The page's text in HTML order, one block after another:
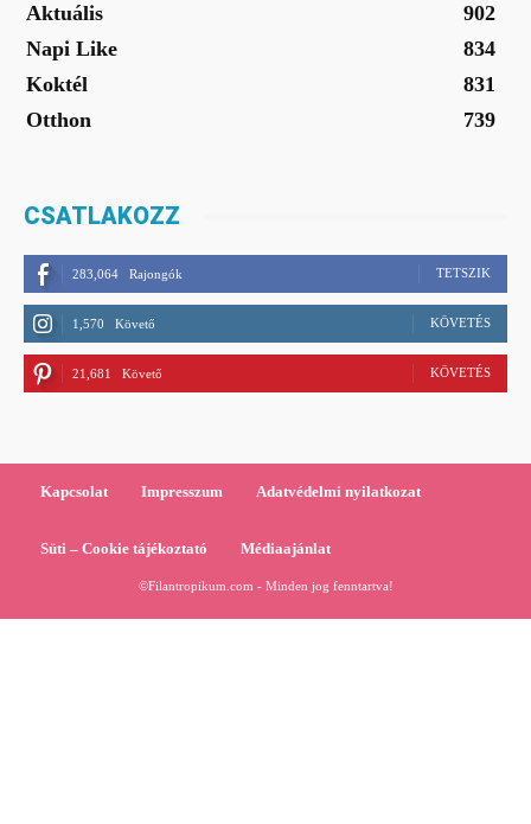
Aktuális
902
Napi Like
834
Koktél
831
Otthon
739
CSATLAKOZZ
283,064 Rajongók TETSZIK
1,570 Követő KÖVETÉS
21,681 Követő KÖVETÉS
Kapcsolat Impresszum Adatvédelmi nyilatkozat
Süti – Cookie tájékoztató Médiaajánlat
©Filantropikum.com - Minden jog fenntartva!